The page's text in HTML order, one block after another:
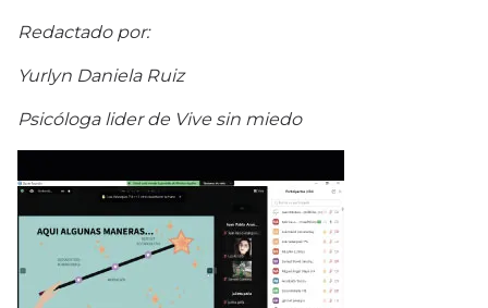
Redactado por:
Yurlyn Daniela Ruiz
Psicóloga lider de Vive sin miedo